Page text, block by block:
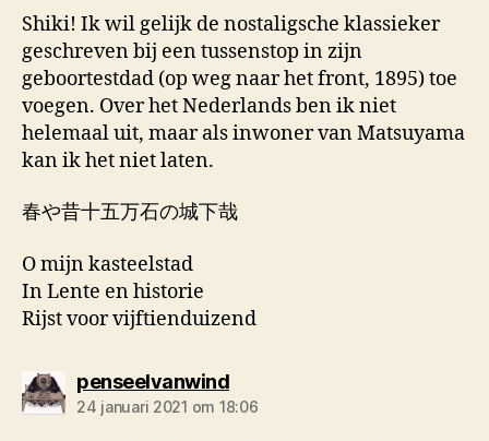
Shiki! Ik wil gelijk de nostaligsche klassieker
geschreven bij een tussenstop in zijn
geboortestdad (op weg naar het front, 1895) toe
voegen. Over het Nederlands ben ik niet
helemaal uit, maar als inwoner van Matsuyama
kan ik het niet laten.
春や昔十五万石の城下哉
O mijn kasteelstad
In Lente en historie
Rijst voor vijftienduizend
penseelvanwindzegt:
24 januari 2021 om 18:06